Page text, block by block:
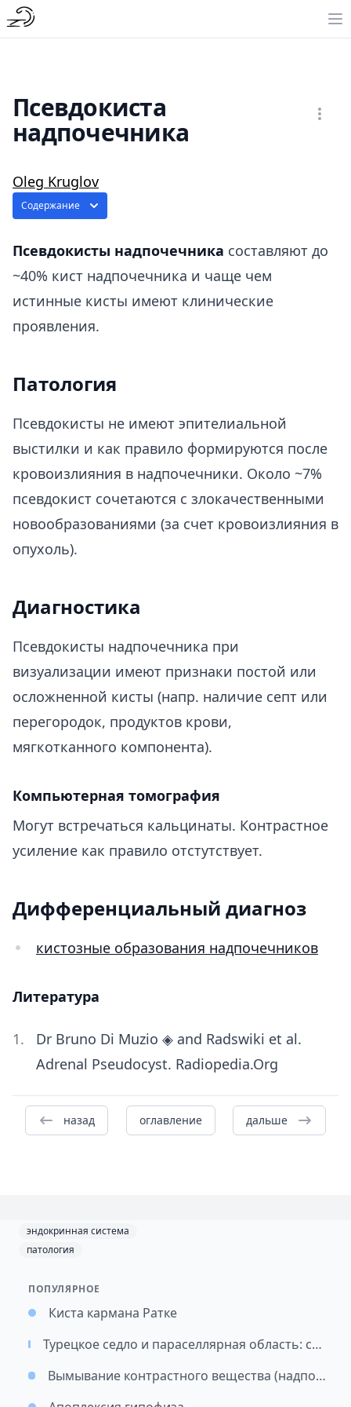
Псевдокиста
надпочечника
Oleg Kruglov
Содержание
Псевдокисты надпочечника составляют до
~40% кист надпочечника и чаще чем
истинные кисты имеют клинические
проявления.
Патология
Псевдокисты не имеют эпителиальной
выстилки и как правило формируются после
кровоизлияния в надпочечники. Около ~7%
псевдокист сочетаются с злокачественными
новообразованиями (за счет кровоизлияния в
опухоль).
Диагностика
Псевдокисты надпочечника при
визуализации имеют признаки постой или
осложненной кисты (напр. наличие септ или
перегородок, продуктов крови,
мягкотканного компонента).
Компьютерная томография
Могут встречаться кальцинаты. Контрастное
усиление как правило отстутствует.
Дифференциальный диагноз
кистозные образования надпочечников
Литература
Dr Bruno Di Muzio ◈ and Radswiki et al.
Adrenal Pseudocyst. Radiopedia.Org
назад оглавление дальше
эндокринная система
патология
ПОПУЛЯРНОЕ
Киста кармана Ратке
Турецкое седло и параселлярная область: систематизирован анатомический подход к дифференциальной диагностике селлярных и параселлярных образований
Вымывание контрастного вещества (надпочечники)